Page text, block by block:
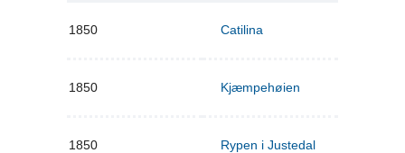
1850 Catilina
1850 Kjæmpehøien
1850 Rypen i Justedal